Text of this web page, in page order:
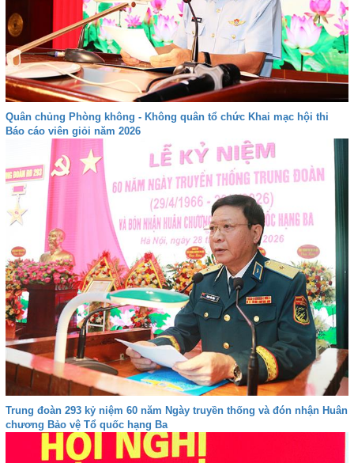
Quân chủng Phòng không - Không quân tổ chức Khai mạc hội thi
Báo cáo viên giỏi năm 2026
Trung đoàn 293 kỷ niệm 60 năm Ngày truyền thống và đón nhận Huân
chương Bảo vệ Tổ quốc hạng Ba